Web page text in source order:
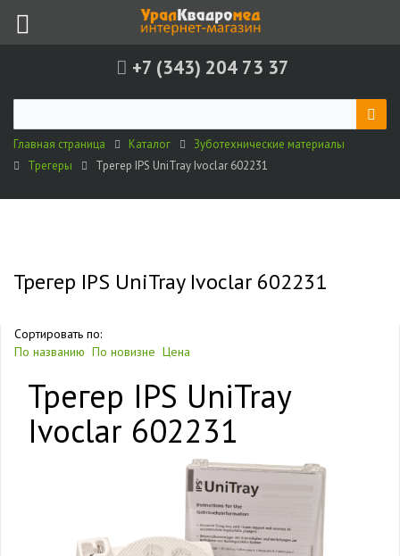
+7 (343) 204 73 37
Главная страница Каталог
Зуботехнические материалы
Трегеры
Трегер IPS UniTray Ivoclar 602231
Трегер IPS UniTray Ivoclar 602231
Сортировать по:
По названию По новизне Цена
Трегер IPS UniTray
Ivoclar 602231